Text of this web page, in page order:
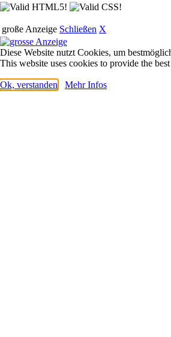
große Anzeige Schließen X
Diese Website nutzt Cookies, um
This website uses cookies to provide the
Ok, verstanden Mehr Infos